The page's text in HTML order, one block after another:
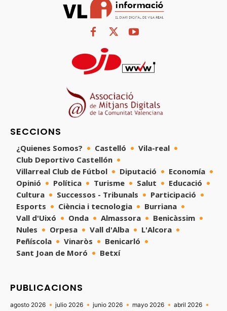
SECCIONS
¿Quienes Somos? Castelló
Vila-real
Club Deportivo Castellón
Villarreal Club de Fútbol
Diputació
Economía
Opinió
Política Turisme Salut
Educació
Cultura
Successos - Tribunals
Participació
Esports
Ciència i tecnologia
Burriana
Vall d'Uixó
Onda Almassora
Benicàssim
Nules
Orpesa Vall d'Alba
L'Alcora
Peñíscola
Vinaròs
Benicarló
Sant Joan de Moró
Betxí
PUBLICACIONS
agosto 2026 julio 2026 junio 2026 mayo 2026
abril 2026